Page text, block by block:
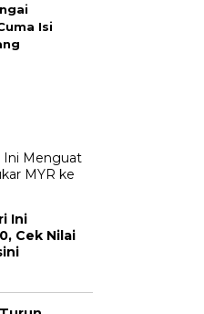
Isi
Ini
Cek Nilai